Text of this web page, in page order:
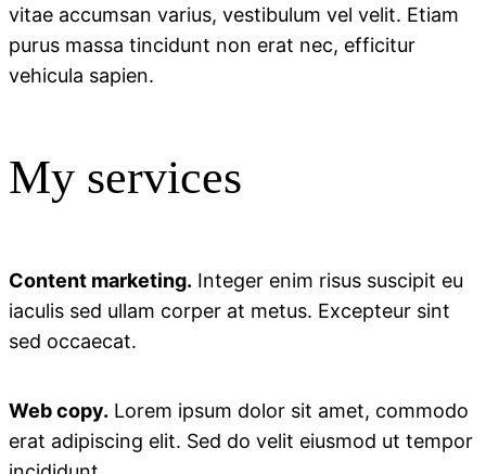
vitae accumsan varius, vestibulum vel velit. Etiam
purus massa tincidunt non erat nec, efficitur
vehicula sapien.
My services
Content marketing. Integer enim risus suscipit eu
iaculis sed ullam corper at metus. Excepteur sint
sed occaecat.
Web copy. Lorem ipsum dolor sit amet, commodo
erat adipiscing elit. Sed do velit eiusmod ut tempor